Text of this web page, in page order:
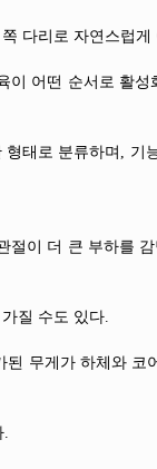
다리로 자연스럽게
어떤 순서로 활성
태로 분류하며, 기
이 더 큰 부하를
질 수도 있다.
무게가 하체와 코
.